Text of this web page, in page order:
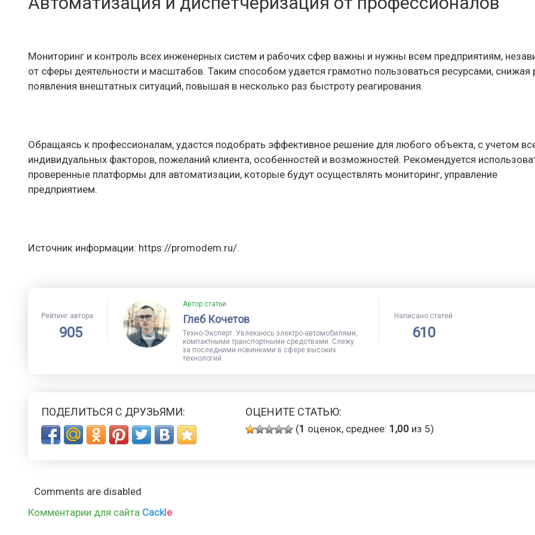
Мониторинг и контроль всех инженерных систем и рабочих сфер важны и нужны всем предприятиям,
от сферы деятельности и масштабов. Таким способом удается грамотно пользоваться ресурсами, снижая
появления внештатных ситуаций, повышая в несколько раз быстроту реагирования.
Обращаясь к профессионалам, удастся подобрать эффективное решение для любого объекта, с учетом
индивидуальных факторов, пожеланий клиента, особенностей и возможностей. Рекомендуется
проверенные платформы для автоматизации, которые будут осуществлять мониторинг, управление
предприятием.
Источник информации: https://promodem.ru/.
Рейтинг автора
905
Автор статьи
Глеб Кочетов
Техно-Эксперт. Увлекаюсь электро-автомобилями,
компактными транспортными средствами. Слежу
за последними новинками в сфере высоких
технологий.
Написано статей
610
ПОДЕЛИТЬСЯ С ДРУЗЬЯМИ: ОЦЕНИТЕ СТАТЬЮ:
(1 оценок, среднее: 1,00 из 5)
Comments are disabled
Комментарии для сайта Cackle